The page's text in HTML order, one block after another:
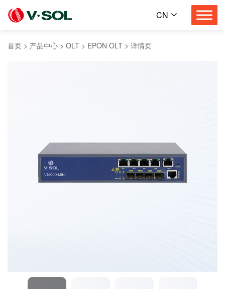
CN
首页 > 产品中心 > OLT > EPON OLT > 详情页